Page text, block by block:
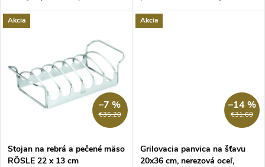
u
t
v
u
k
t
o
vďaka...
11 mm.
Akcia
€35,20
–7 %
Stojan na rebrá a pečené mäso
RÖSLE 22 x 13 cm
Akcia
€31,60
–14 %
Grilovacia panvica na šťavu
20x36 cm, nerezová oceľ,